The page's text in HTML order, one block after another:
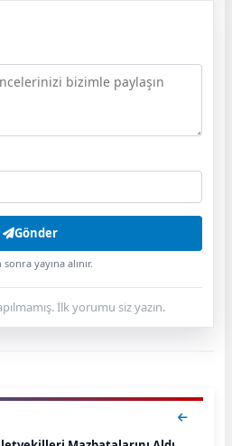
Gönder
yayına alınır.
İlk yorumu siz yazın.